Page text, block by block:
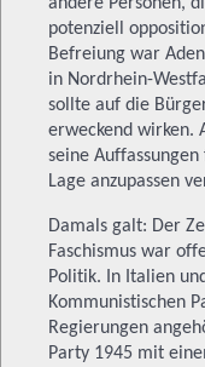
andere Personen,
potenziell
Befreiung war
in Nordrhein-
sollte auf die
erweckend wirken.
seine
Lage anzupassen
Damals galt: Der
Faschismus war
Politik. In Italien
Kommunistischen
Regierungen
Party 1945 mit